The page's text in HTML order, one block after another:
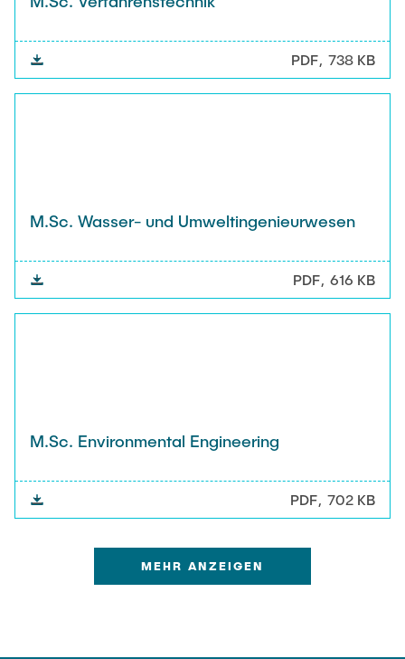
PDF 738 KB
M.Sc. Wasser- und Umweltingenieurwesen
PDF 616 KB
M.Sc. Environmental Engineering
PDF 702 KB
MEHR ANZEIGEN